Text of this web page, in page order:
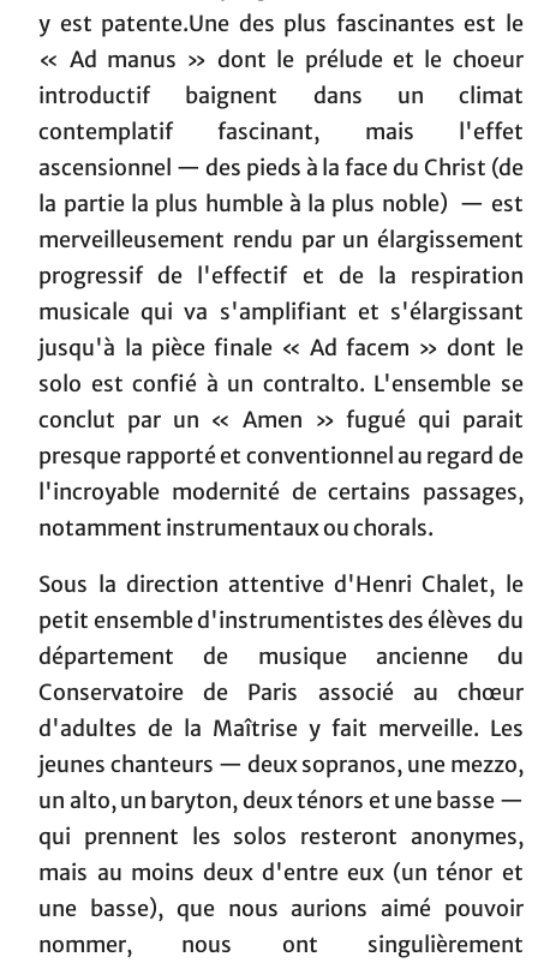
y est patente.Une des plus fascinantes est le
« Ad manus » dont le prélude et le choeur
introductif baignent dans un climat
contemplatif fascinant, mais l'effet
ascensionnel — des pieds à la face du Christ (de
la partie la plus humble à la plus noble) — est
merveilleusement rendu par un élargissement
progressif de l'effectif et de la respiration
musicale qui va s'amplifiant et s'élargissant
jusqu'à la pièce finale « Ad facem » dont le
solo est confié à un contralto. L'ensemble se
conclut par un « Amen » fugué qui parait
presque rapporté et conventionnel au regard de
l'incroyable modernité de certains passages,
notamment instrumentaux ou chorals.
Sous la direction attentive d'Henri Chalet, le
petit ensemble d'instrumentistes des élèves du
département de musique ancienne du
Conservatoire de Paris associé au chœur
d'adultes de la Maîtrise y fait merveille. Les
jeunes chanteurs — deux sopranos, une mezzo,
un alto, un baryton, deux ténors et une basse —
qui prennent les solos resteront anonymes,
mais au moins deux d'entre eux (un ténor et
une basse), que nous aurions aimé pouvoir
nommer, nous ont singulièrement